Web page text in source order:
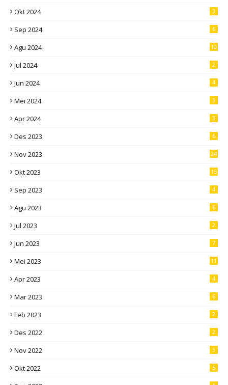
Okt 2024 3
Sep 2024 6
Agu 2024 10
Jul 2024 2
Jun 2024 4
Mei 2024 3
Apr 2024 3
Des 2023 6
Nov 2023 24
Okt 2023 15
Sep 2023 4
Agu 2023 6
Jul 2023 2
Jun 2023 7
Mei 2023 11
Apr 2023 4
Mar 2023 6
Feb 2023 2
Des 2022 2
Nov 2022 3
Okt 2022 5